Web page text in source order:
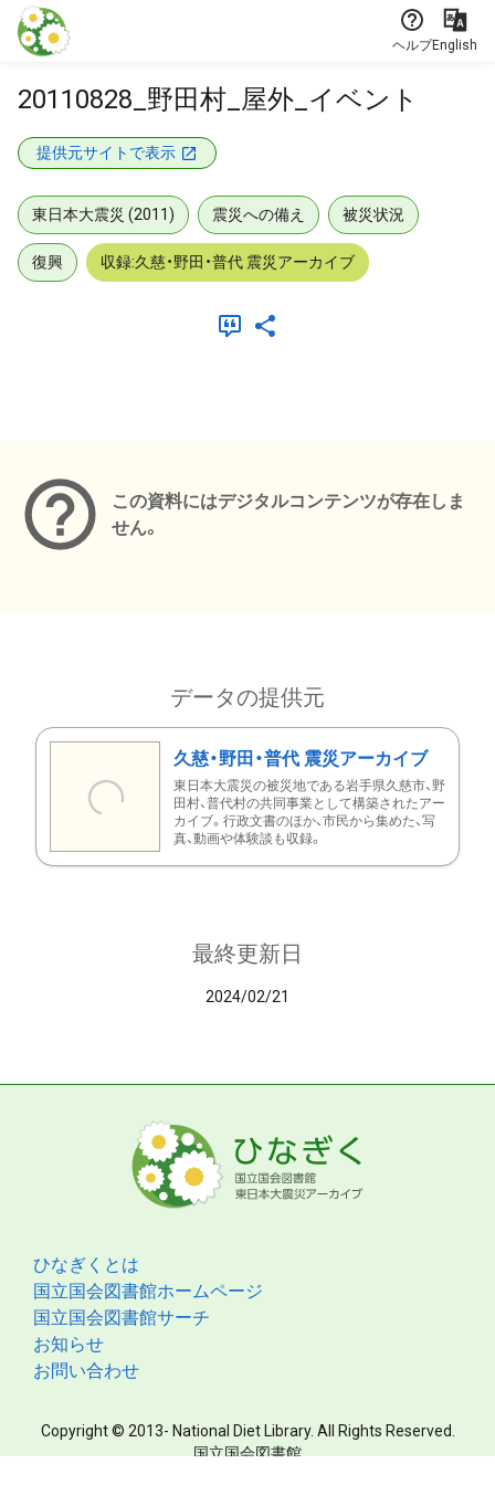
本文に飛ぶ
ヘルプEnglish
20110828_野田村_屋外_イベント
提供元サイトで表示
東日本大震災 (2011) 震災への備え 被災状況
復興 収録:久慈・野田・普代 震災アーカイブ
この資料にはデジタルコンテンツが存在しま
せん。
データの提供元
久慈・野田・普代 震災アーカイブ
東日本大震災の被災地である岩手県久慈市、野
田村、普代村の共同事業として構築されたアー
カイブ。行政文書のほか、市民から集めた、写
真、動画や体験談も収録。
最終更新日
2024/02/21
ひなぎくとは
国立国会図書館ホームページ
国立国会図書館サーチ
お知らせ
お問い合わせ
Copyright © 2013- National Diet Library. All Rights Reserved.